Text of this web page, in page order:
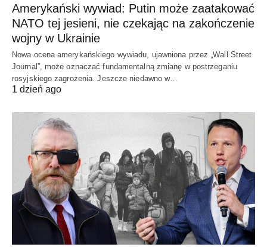
Amerykański wywiad: Putin może zaatakować
NATO tej jesieni, nie czekając na zakończenie
wojny w Ukrainie
Nowa ocena amerykańskiego wywiadu, ujawniona przez „Wall Street
Journal”, może oznaczać fundamentalną zmianę w postrzeganiu
rosyjskiego zagrożenia. Jeszcze niedawno w…
1 dzień ago